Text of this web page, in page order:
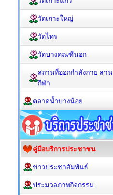
วัดเกาะใหญ่
วัดไทร
วัดบางคณฑีนอก
สถานที่ออกกำลังกาย ลาน
กีฬา
ตลาดน้ำบางน้อย
คู่มือบริการประชาชน
ข่าวประชาสัมพันธ์
ประมวลภาพกิจกรรม